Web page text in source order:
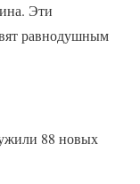
Эти
равнодушным
88 новых